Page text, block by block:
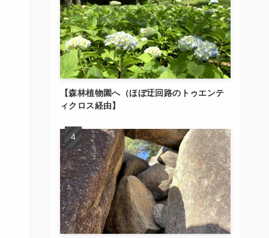
【森林植物園へ（ほぼ迂回路のトゥエンテ
ィクロス経由】